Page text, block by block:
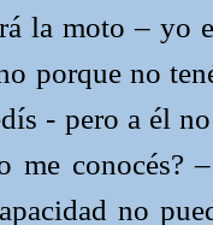
la moto – yo
porque no
- pero a él
me conocés?
no